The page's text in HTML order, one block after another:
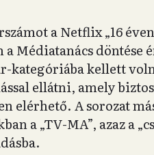
a Netflix „16
a Médiatanács döntése
kategóriába kellett
ellátni, amely
elérhető. A sorozat
a „TV-MA”, azaz a